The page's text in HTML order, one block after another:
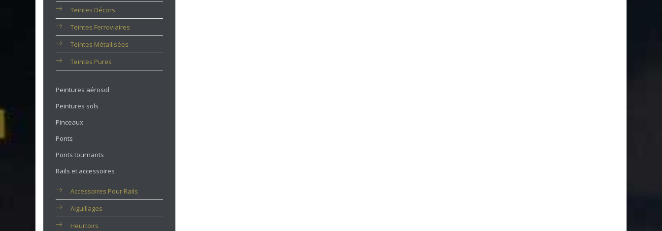
Teintes Décors
Teintes Ferroviaires
Teintes Métallisées
Teintes Pures
Peintures aérosol
Peintures sols
Pinceaux
Ponts
Ponts tournants
Rails et accessoires
Accessoires Pour Rails
Aiguillages
Heurtoirs